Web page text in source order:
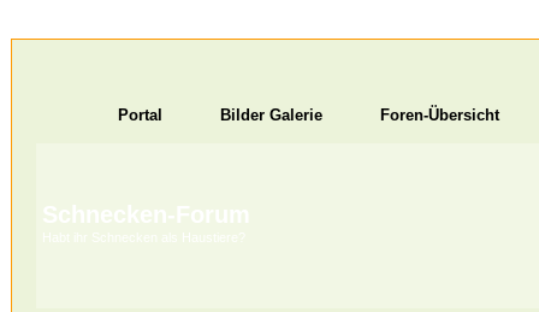
Portal Bilder Galerie Foren-Übersicht
Schnecken-Forum
Habt ihr Schnecken als Haustiere?